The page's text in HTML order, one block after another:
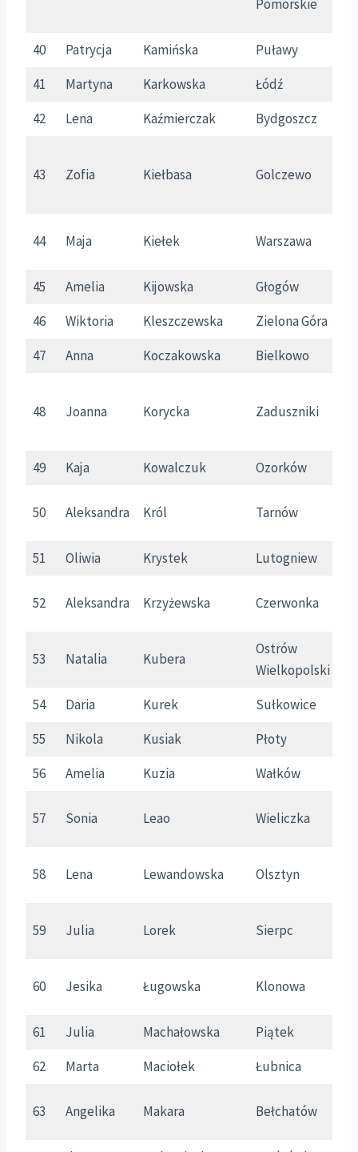
Pomorskie
40 Patrycja Kamińska Puławy
41
Martyna Karkowska Łódź
42
Lena Kaźmierczak Bydgoszcz
43 Zofia Kiełbasa Golczewo
44 Maja Kiełek Warszawa
45 Amelia Kijowska Głogów
46
Wiktoria Kleszczewska Zielona Góra
47
Anna Koczakowska Bielkowo
48 Joanna Korycka Zaduszniki
49 Kaja Kowalczuk Ozorków
50 Aleksandra Król Tarnów
51 Oliwia Krystek Lutogniew
52 Aleksandra Krzyżewska Czerwonka
53 Natalia Kubera
Ostrów
Wielkopolski
54 Daria Kurek Sułkowice
55
Nikola Kusiak Płoty
56
Amelia Kuzia Wałków
57 Sonia Leao Wieliczka
58 Lena Lewandowska Olsztyn
59 Julia Lorek Sierpc
60 Jesika Ługowska Klonowa
61 Julia Machałowska Piątek
62
Marta Maciołek Łubnica
63 Angelika Makara Bełchatów